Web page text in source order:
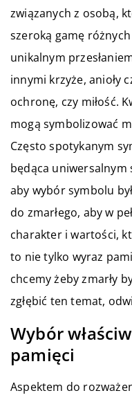
związanych z osobą,
szeroką gamę
unikalnym
innymi krzyże, anioły
ochronę, czy miłość.
mogą symbolizować
Często spotykanym
będąca
aby wybór symbolu
do zmarłego, aby w
charakter i wartości,
to nie tylko wyraz
chcemy żeby zmarły
zgłębić ten temat,
Wybór
pamięci
Aspektem do